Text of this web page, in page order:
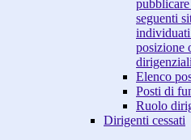
seguenti
posizione
Elenco
Posti di
Ruolo
Dirigenti cessati